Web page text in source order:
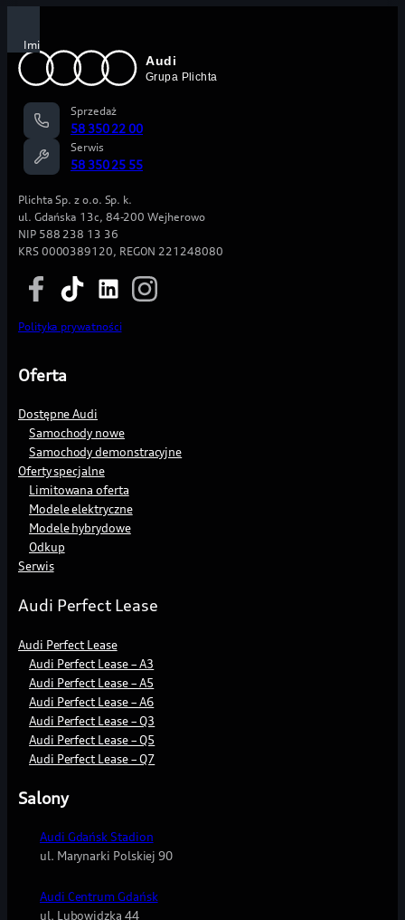
Szczegóły
finansowania
Produkt
Volkswagen
Services
Polska
Sp.
z
o.o.
Podana
miesięczna
wysokość
miesięcznej
wyliczonej
dla
wskazanych
założeń.
Niniejsza
informacja
nie
stanowi
oferty
rozumieniu
Dostępność
warunki
produktu
mogą
ulec
zmianie.
Imię
i
nazwisko
Numer
telefonu
*
zgoda
*
Zapoznałem
się z
Polityką
prywatności
Grupy
Plichta.
opcjonalne
n/w zgód
jest
dobrowolne.
Brak…
Rozwiń
Zaznaczając
zgody na
sms…
Zaznaczając
kontakt
Sprzedaż
58 350 22 00
Serwis
58 350 25 55
Plichta Sp. z o.o. Sp. k.
ul. Gdańska 13c, 84-200 Wejherowo
NIP 588 238 13 36
KRS 0000389120, REGON 221248080
Polityka prywatności
Oferta
Dostępne Audi
Samochody nowe
Samochody demonstracyjne
Oferty specjalne
Limitowana oferta
Modele elektryczne
Modele hybrydowe
Odkup
Serwis
Audi Perfect Lease
Audi Perfect Lease
Audi Perfect Lease – A3
Audi Perfect Lease – A5
Audi Perfect Lease – A6
Audi Perfect Lease – Q3
Audi Perfect Lease – Q5
Audi Perfect Lease – Q7
Salony
Audi Gdańsk Stadion
ul. Marynarki Polskiej 90
Audi Centrum Gdańsk
ul. Lubowidzka 44